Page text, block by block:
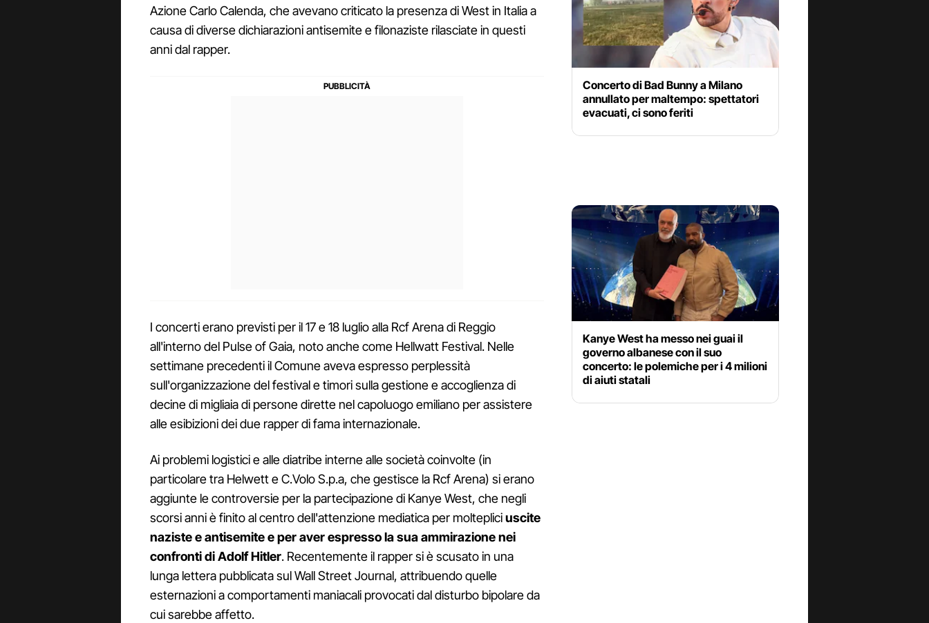
Azione Carlo Calenda, che avevano criticato la presenza di West in Italia a
causa di diverse dichiarazioni antisemite e filonaziste rilasciate in questi
anni dal rapper.
I concerti erano previsti per il 17 e 18 luglio alla Rcf Arena di Reggio
all'interno del Pulse of Gaia, noto anche come Hellwatt Festival. Nelle
settimane precedenti il Comune aveva espresso perplessità
sull'organizzazione del festival e timori sulla gestione e accoglienza di
decine di migliaia di persone dirette nel capoluogo emiliano per assistere
alle esibizioni dei due rapper di fama internazionale.
Ai problemi logistici e alle diatribe interne alle società coinvolte (in
particolare tra Helwett e C.Volo S.p.a, che gestisce la Rcf Arena) si erano
aggiunte le controversie per la partecipazione di Kanye West, che negli
scorsi anni è finito al centro dell'attenzione mediatica per moltepliciuscite
naziste e antisemite e per aver espresso la sua ammirazione nei
confronti di Adolf Hitler. Recentemente il rapper si è scusato in una
lunga lettera pubblicata sul Wall Street Journal, attribuendo quelle
esternazioni a comportamenti maniacali provocati dal disturbo bipolare da
cui sarebbe affetto.
Concerto di Bad Bunny a Milano
annullato per maltempo: spettatori
evacuati, ci sono feriti
Kanye West ha messo nei guai il
governo albanese con il suo
concerto: le polemiche per i 4 milioni
di aiuti statali